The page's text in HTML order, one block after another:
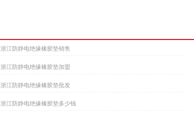
浙江防静电绝缘橡胶垫销售
浙江防静电绝缘橡胶垫加盟
浙江防静电绝缘橡胶垫批发
浙江防静电绝缘橡胶垫多少钱